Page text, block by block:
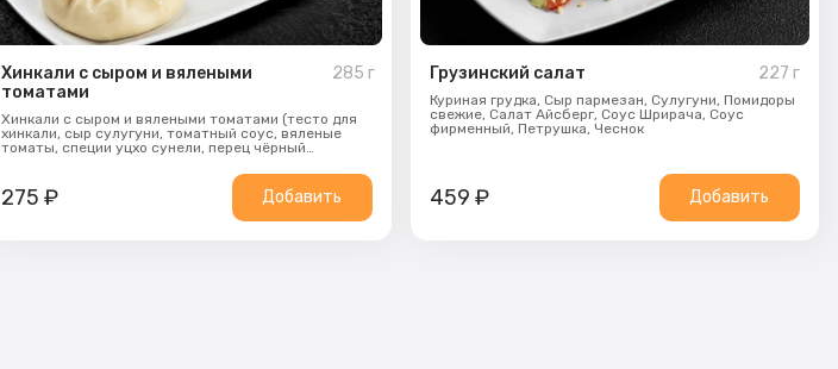
Хинкали с сыром и вялеными
томатами
285 г
Хинкали с сыром и вялеными томатами (тесто для
хинкали, сыр сулугуни, томатный соус, вяленые
томаты, специи уцхо сунели, перец чёрный
275₽ Добавить
Грузинский салат 227 г
Куриная грудка, Сыр пармезан, Сулугуни, Помидоры
свежие, Салат Айсберг, Соус Шрирача, Соус
фирменный, Петрушка, Чеснок
459 ₽ Добавить